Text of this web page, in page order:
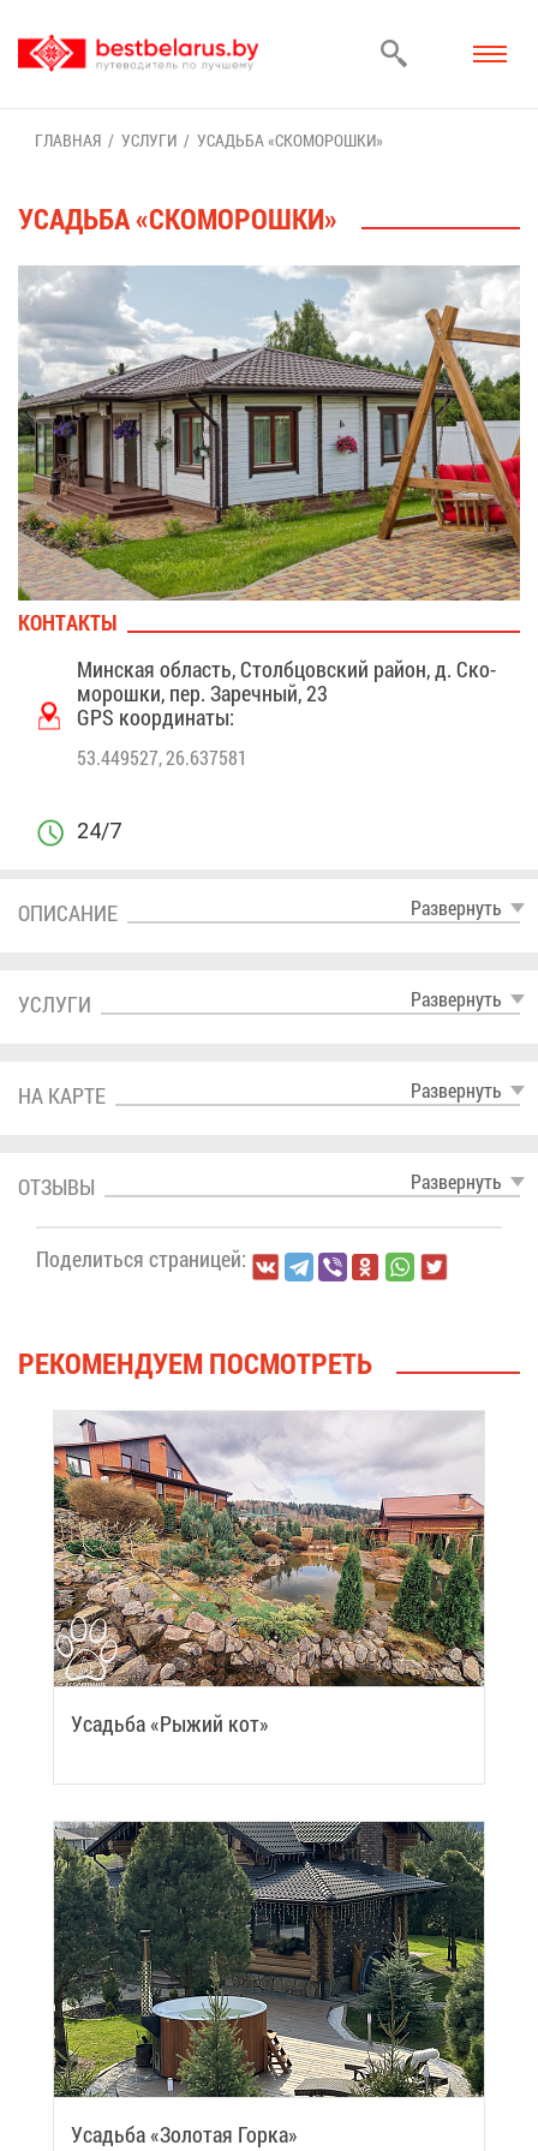
ГЛАВ­НАЯ УСЛУ­ГИ УСАДЬ­БА «СКО­МО­РОШ­КИ»
УСАДЬ­БА «СКО­МО­РОШ­КИ»
КОН­ТАК­ТЫ
Мин­ская об­ласть, Столб­цов­ский рай­он, д. Ско­
мо­рош­ки, пер. За­реч­ный, 23
GPS ко­ор­ди­на­ты:
53.449527, 26.637581
24/7
Раз­вер­нуть
ОПИ­СА­НИЕ
Раз­вер­нуть
УСЛУ­ГИ
Раз­вер­нуть
НА КАР­ТЕ
Раз­вер­нуть
ОТ­ЗЫ­ВЫ
По­де­лить­ся стра­ни­цей:
РЕ­КО­МЕН­ДУ­ЕМ ПО­СМОТ­РЕТЬ
Усадь­ба «Ры­жий кот»
Усадь­ба «Зо­ло­тая Гор­ка»